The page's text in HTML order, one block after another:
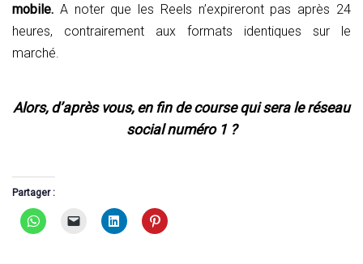
mobile. A noter que les Reels n’expireront pas après 24
heures, contrairement aux formats identiques sur le
marché.
Alors, d’après vous, en fin de course qui sera le réseau
social numéro 1 ?
Partager :